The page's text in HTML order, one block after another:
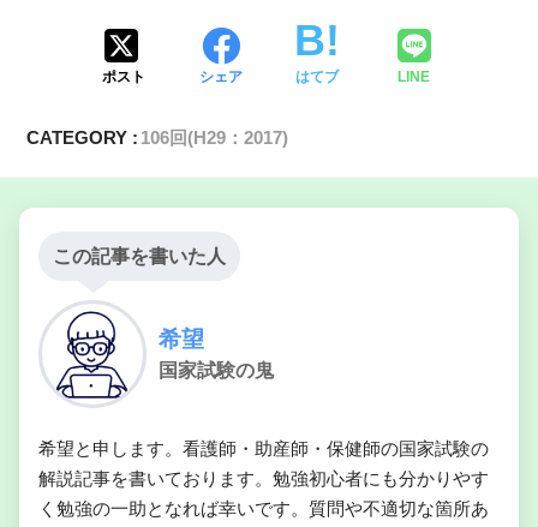
ポスト シェア はてブ LINE
CATEGORY : 106回(H29：2017)
この記事を書いた人
希望
国家試験の鬼
希望と申します。看護師・助産師・保健師の国家試験の
解説記事を書いております。勉強初心者にも分かりやす
く勉強の一助となれば幸いです。質問や不適切な箇所あ